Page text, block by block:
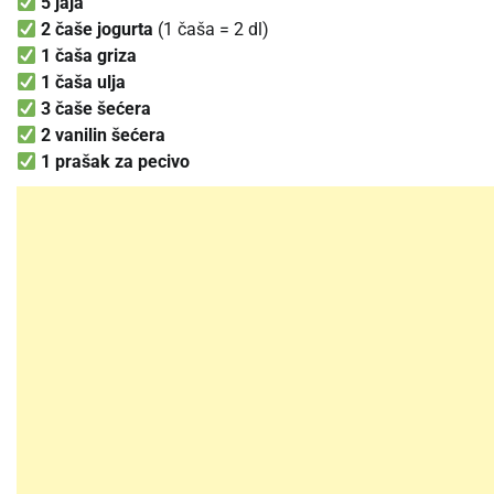
2 čaše jogurta (1 čaša = 2 dl)
1 čaša griza
1 čaša ulja
3 čaše šećera
2 vanilin šećera
1 prašak za pecivo